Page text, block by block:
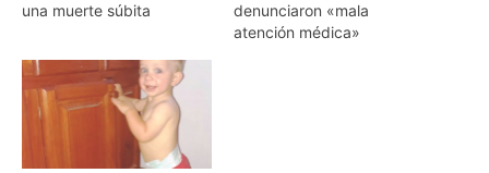
una muerte súbita
denunciaron «mala
atención médica»